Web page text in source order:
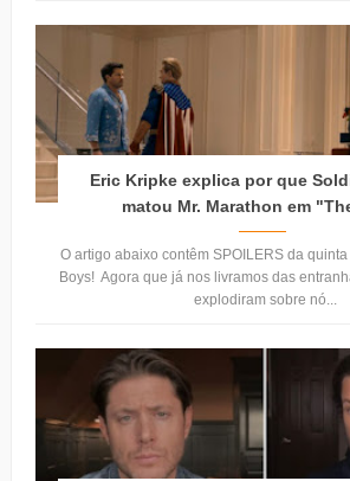
Eric Kripke explica por que
matou Mr. Marathon em
O artigo abaixo contêm SPOILERS da
Boys! Agora que já nos livramos das
explodiram sobre nó...